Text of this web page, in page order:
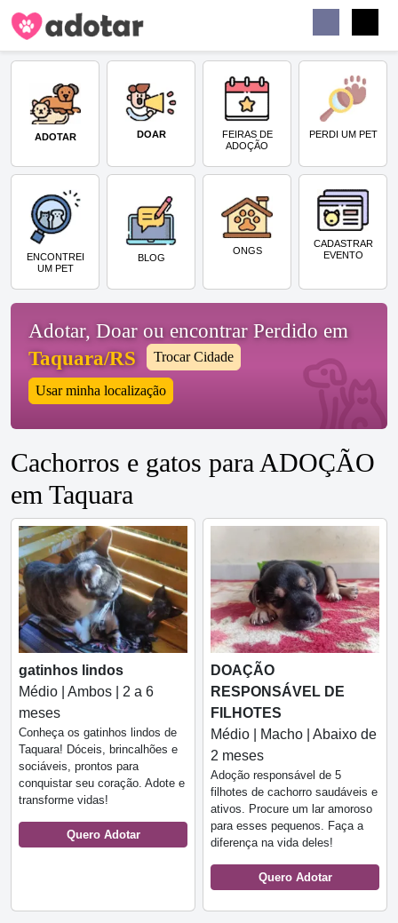
ADOTAR DOAR
FEIRAS DE
ADOÇÃO
PERDI UM PET
ENCONTREI
UM PET
BLOG
ONGS
CADASTRAR
EVENTO
Adotar, Doar ou encontrar Perdido em
Taquara/RS
Trocar Cidade
Usar minha localização
Cachorros e gatos para ADOÇÃO
em Taquara
gatinhos lindos
Médio | Ambos | 2 a 6
meses
Conheça os gatinhos lindos de
Taquara! Dóceis, brincalhões e
sociáveis, prontos para
conquistar seu coração. Adote e
transforme vidas!
Quero Adotar
DOAÇÃO
RESPONSÁVEL DE
FILHOTES
Médio | Macho | Abaixo de
2 meses
Adoção responsável de 5
filhotes de cachorro saudáveis e
ativos. Procure um lar amoroso
para esses pequenos. Faça a
diferença na vida deles!
Quero Adotar